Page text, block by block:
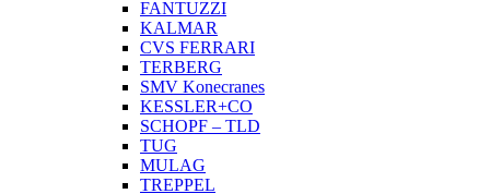
FANTUZZI
KALMAR
CVS FERRARI
TERBERG
SMV Konecranes
KESSLER+CO
SCHOPF – TLD
TUG
MULAG
TREPPEL